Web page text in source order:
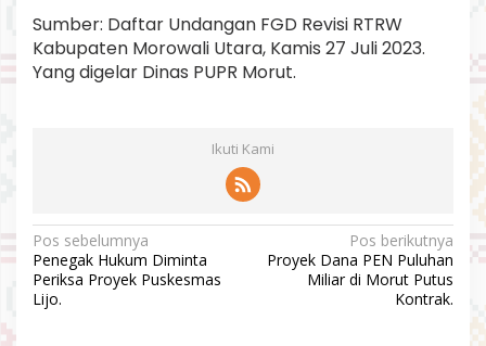
Sumber: Daftar Undangan FGD Revisi RTRW
Kabupaten Morowali Utara, Kamis 27 Juli 2023.
Yang digelar Dinas PUPR Morut.
Ikuti Kami
N
a
v
Pos sebelumnya
Penegak Hukum Diminta
Periksa Proyek Puskesmas
Lijo.
Pos berikutnya
Proyek Dana PEN Puluhan
Miliar di Morut Putus
Kontrak.